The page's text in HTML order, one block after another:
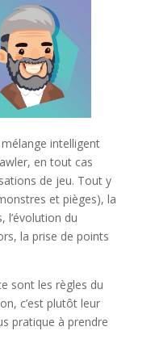
intelligent
en tout cas
de jeu. Tout y
et pièges), la
l’évolution du
la prise de points
sont les règles du
c’est plutôt leur
pratique à prendre